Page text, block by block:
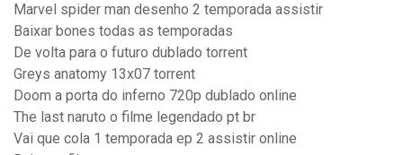
Marvel spider man desenho 2 temporada assistir
Baixar bones todas as temporadas
De volta para o futuro dublado torrent
Greys anatomy 13x07 torrent
Doom a porta do inferno 720p dublado online
The last naruto o filme legendado pt br
Vai que cola 1 temporada ep 2 assistir online